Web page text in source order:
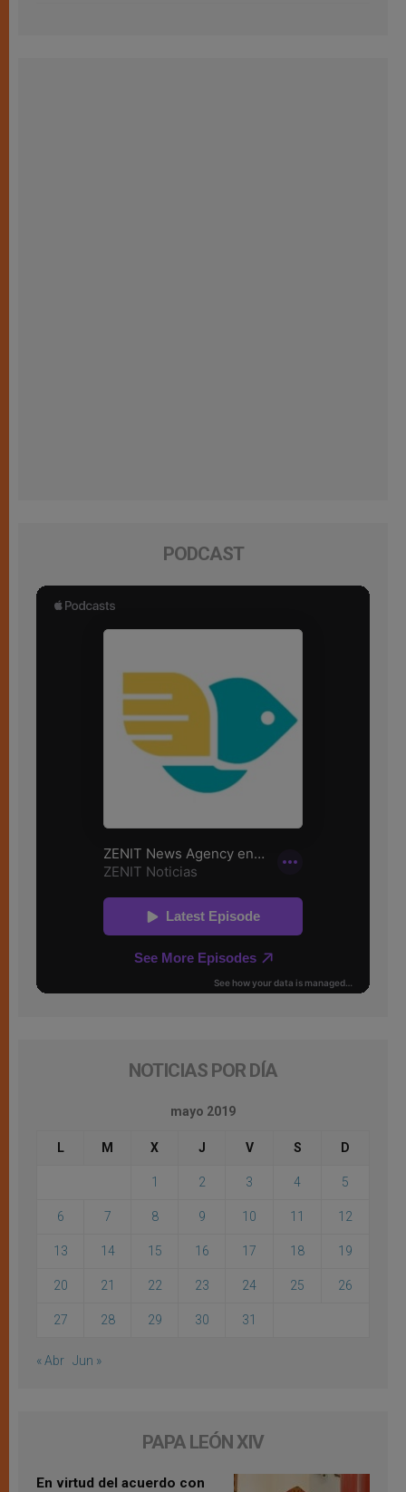
PODCAST
NOTICIAS POR DÍA
mayo 2019
L M X J V S D
1 2 3 4 5
6 7 8 9 10 11 12
13 14 15 16 17 18 19
20 21 22 23 24 25 26
27 28 29 30 31
« Abr Jun »
PAPA LEÓN XIV
En virtud del acuerdo con